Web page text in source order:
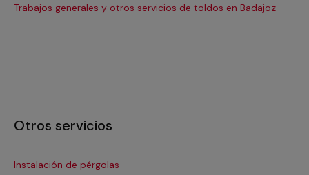
Trabajos generales y otros servicios de toldos en Badajoz
Otros servicios
Instalación de pérgolas